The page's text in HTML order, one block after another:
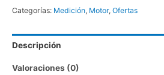
Aceite,
cantidad
Categorías: Medición, Motor, Ofertas
Descripción
Valoraciones (0)